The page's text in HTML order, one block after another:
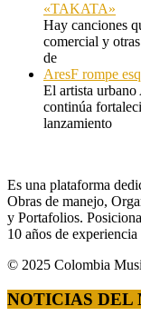
«TAKATA»
Hay canciones
comercial y
de
AresF rompe
El artista urbano
continúa
lanzamiento
Es una plataforma
Obras de manejo,
y Portafolios.
10 años de
© 2025 Colombia
NOTICIAS DEL